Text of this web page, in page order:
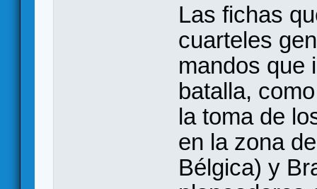
Las fichas
cuarteles
mandos que
batalla,
la toma de
en la zona
Bélgica) y